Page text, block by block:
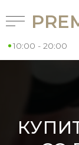
10:00 - 20:00